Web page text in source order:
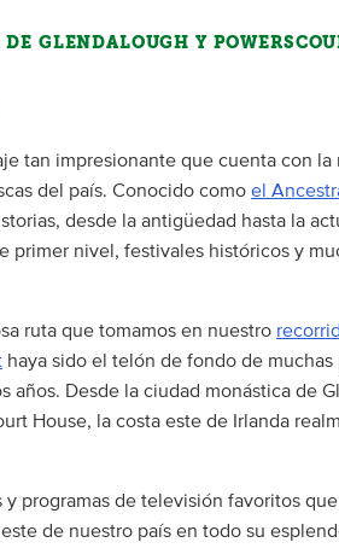
GLENDALOUGH Y
tan impresionante que cuenta con la
del país. Conocido como el
desde la antigüedad hasta la
primer nivel, festivales históricos y
ruta que tomamos en nuestro
haya sido el telón de fondo de muchas
años. Desde la ciudad monástica de
House, la costa este de Irlanda
y programas de televisión favoritos
de nuestro país en todo su